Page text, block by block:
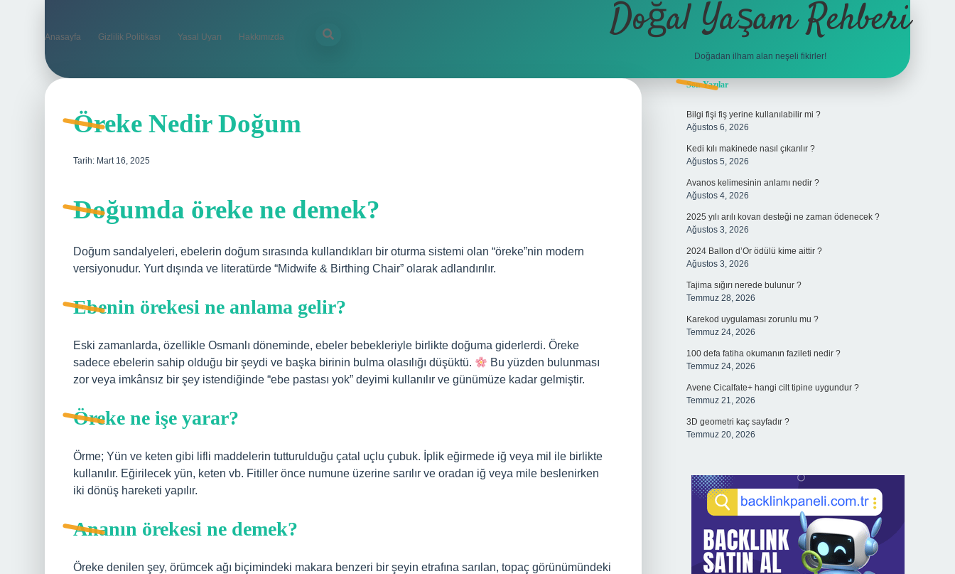
Anasayfa Gizlilik Politikası Yasal Uyarı Hakkımızda Doğal Yaşam Rehberi
Doğadan ilham alan neşeli fikirler!
Öreke Nedir Doğum
Tarih: Mart 16, 2025
Doğumda öreke ne demek?
Doğum sandalyeleri, ebelerin doğum sırasında kullandıkları bir oturma sistemi olan “öreke”nin modern
versiyonudur. Yurt dışında ve literatürde “Midwife & Birthing Chair” olarak adlandırılır.
Ebenin örekesi ne anlama gelir?
Eski zamanlarda, özellikle Osmanlı döneminde, ebeler bebekleriyle birlikte doğuma giderlerdi. Öreke
sadece ebelerin sahip olduğu bir şeydi ve başka birinin bulma olasılığı düşüktü.
Bu yüzden bulunması
zor veya imkânsız bir şey istendiğinde “ebe pastası yok” deyimi kullanılır ve günümüze kadar gelmiştir.
Öreke ne işe yarar?
Örme; Yün ve keten gibi lifli maddelerin tutturulduğu çatal uçlu çubuk. İplik eğirmede iğ veya mil ile birlikte
kullanılır. Eğirilecek yün, keten vb. Fitiller önce numune üzerine sarılır ve oradan iğ veya mile beslenirken
iki dönüş hareketi yapılır.
Ananın örekesi ne demek?
Öreke denilen şey, örümcek ağı biçimindeki makara benzeri bir şeyin etrafına sarılan, topaç görünümündeki
Sidebar
Son Yazılar
Bilgi fişi fiş yerine kullanılabilir mi ?
Ağustos 6, 2026
Kedi kılı makinede nasıl çıkarılır ?
Ağustos 5, 2026
Avanos kelimesinin anlamı nedir ?
Ağustos 4, 2026
2025 yılı arılı kovan desteği ne zaman ödenecek ?
Ağustos 3, 2026
2024 Ballon d’Or ödülü kime aittir ?
Ağustos 3, 2026
Tajima sığırı nerede bulunur ?
Temmuz 28, 2026
Karekod uygulaması zorunlu mu ?
Temmuz 24, 2026
100 defa fatiha okumanın fazileti nedir ?
Temmuz 24, 2026
Avene Cicalfate+ hangi cilt tipine uygundur ?
Temmuz 21, 2026
3D geometri kaç sayfadır ?
Temmuz 20, 2026